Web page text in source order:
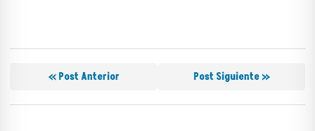
« Post Anterior Post Siguiente »